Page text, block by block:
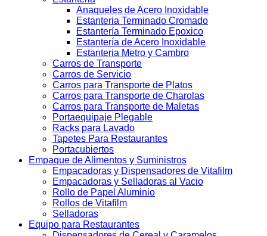
Anaqueles de Acero Inoxidable
Estanteria Terminado Cromado
Estantería Terminado Epoxico
Estantería de Acero Inoxidable
Estanteria Metro y Cambro
Carros de Transporte
Carros de Servicio
Carros para Transporte de Platos
Carros para Transporte de Charolas
Carros para Transporte de Maletas
Portaequipaje Plegable
Racks para Lavado
Tapetes Para Restaurantes
Portacubiertos
Empaque de Alimentos y Suministros
Empacadoras y Dispensadores de Vitafilm
Empacadoras y Selladoras al Vacio
Rollo de Papel Aluminio
Rollos de Vitafilm
Selladoras
Equipo para Restaurantes